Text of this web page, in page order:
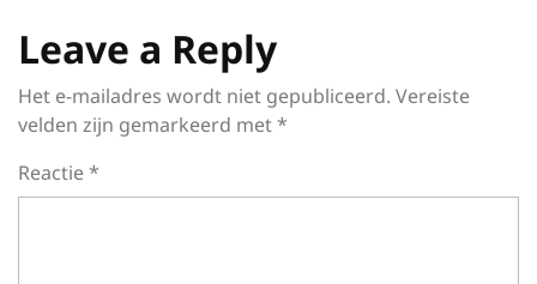
Leave a Reply
Het e-mailadres wordt niet gepubliceerd. Vereiste
velden zijn gemarkeerd met*
Reactie*